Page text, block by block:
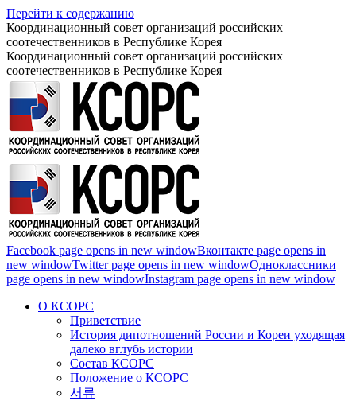
Перейти к содержанию
Координационный совет организаций российских
соотечественников в Республике Корея
Координационный совет организаций российских
соотечественников в Республике Корея
Facebook page opens in new windowВконтакте page opens in
new windowTwitter page opens in new windowОдноклассники
page opens in new windowInstagram page opens in new window
О КСОРС
Приветствие
История дипотношений России и Кореи уходящая
далеко вглубь истории
Состав КСОРС
Положение о КСОРС
서류